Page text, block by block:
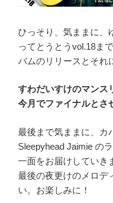
ひっそり、気ままに、
ってとうとうvol.18ま
バムのリリースとそれ
すわだいすけのマンス
今月でファイナルとさ
最後まで気ままに、カ
Sleepyhead Jaimie の
一面をお届けしていき
最後の夜更けのメロデ
い。お楽しみに！